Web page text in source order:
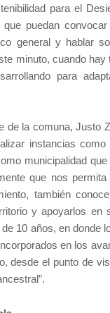
para el
puedan
general y hablar
minuto, cuando hay
para
de la comuna, Justo
instancias como
municipalidad
que nos
también
y apoyarlos en
10 años, en donde
en los
desde el punto de